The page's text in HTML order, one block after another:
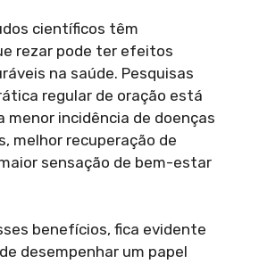
científicos têm
rezar pode ter efeitos
na saúde. Pesquisas
regular de oração está
menor incidência de doenças
melhor recuperação de
sensação de bem-estar
benefícios, fica evidente
desempenhar um papel